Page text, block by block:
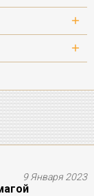
9 Января 2023